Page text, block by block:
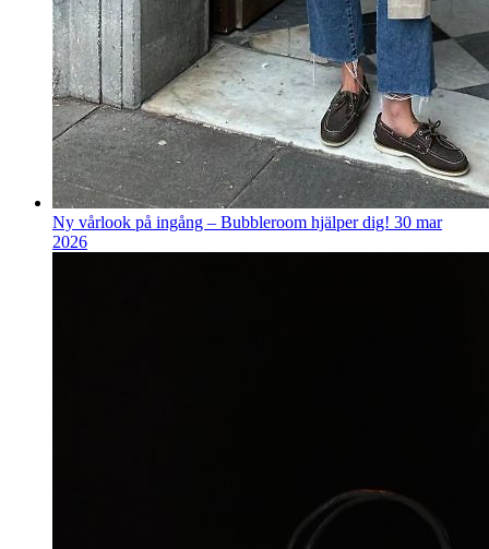
Ny vårlook på ingång – Bubbleroom hjälper dig! 30 mar
2026